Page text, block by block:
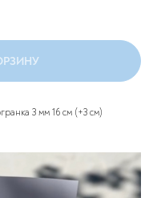
3 мм 16 см (+3 см)